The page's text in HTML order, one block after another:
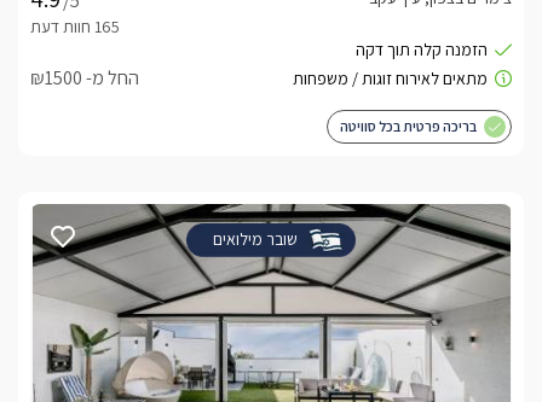
החל מ- ₪1500
בריכה פרטית בכל סוויטה
שובר מילואים